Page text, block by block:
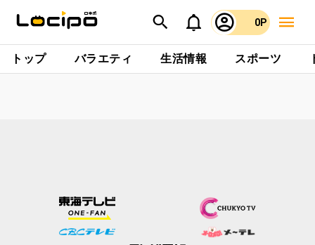
0P
トップ バラエティ 生活情報 スポーツ